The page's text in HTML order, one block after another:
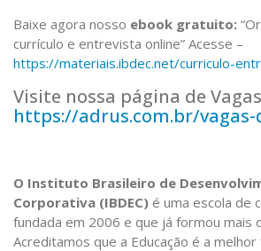
Baixe agora nosso ebook gratuito:
currículo e entrevista online” Acesse –
https://materiais.ibdec.net/curriculo-
Visite nossa página de
https://adrus.com.br/vagas-
O Instituto Brasileiro de
Corporativa (IBDEC) é uma escola de
fundada em 2006 e que já formou mais
Acreditamos que a Educação é a